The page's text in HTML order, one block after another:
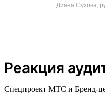
Диана Сухова,
Реакция
Спецпроект МТС и Бренд-